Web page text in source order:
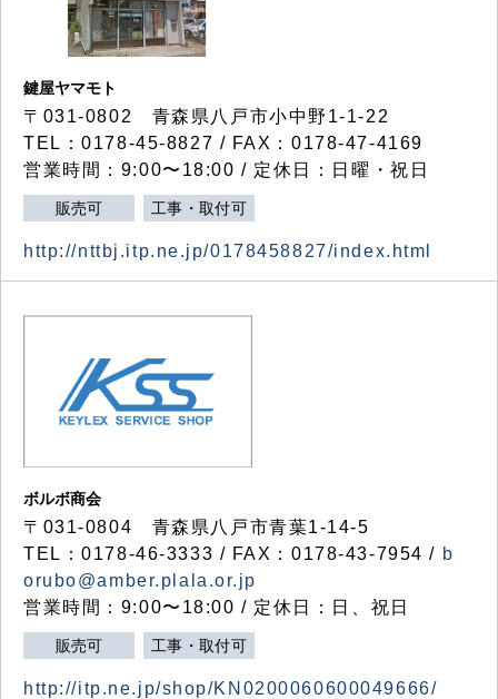
鍵屋ヤマモト
〒031-0802 青森県八戸市小中野1-1-22
TEL：0178-45-8827 / FAX：0178-47-4169
営業時間：9:00〜18:00 / 定休日：日曜・祝日
販売可 工事・取付可
http://nttbj.itp.ne.jp/0178458827/index.html
ボルボ商会
〒031-0804 青森県八戸市青葉1-14-5
TEL：0178-46-3333 / FAX：0178-43-7954 / b
orubo@amber.plala.or.jp
営業時間：9:00〜18:00 / 定休日：日、祝日
販売可 工事・取付可
http://itp.ne.jp/shop/KN0200060600049666/